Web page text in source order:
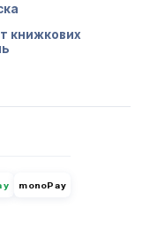
книжкових
monoPay